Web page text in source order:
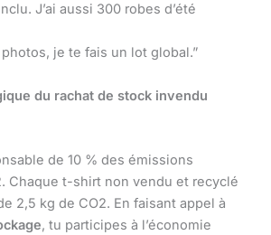
J’ai aussi 300 robes d’été
je te fais un lot global.”
du rachat de stock invendu
de 10 % des émissions
Chaque t-shirt non vendu et recyclé
2,5 kg de CO2. En faisant appel à
, tu participes à l’économie